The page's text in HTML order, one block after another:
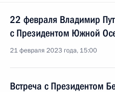
22 февраля Владимир
с Президентом Южной
21 февраля 2023 года, 15:00
Встреча с Президентом